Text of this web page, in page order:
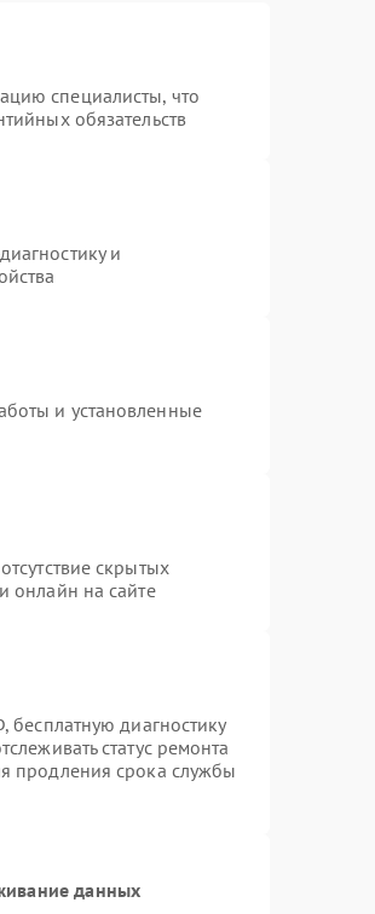
специалисты, что
обязательств
и
и установленные
скрытых
онлайн на сайте
бесплатную диагностику
статус ремонта
продления срока службы
данных